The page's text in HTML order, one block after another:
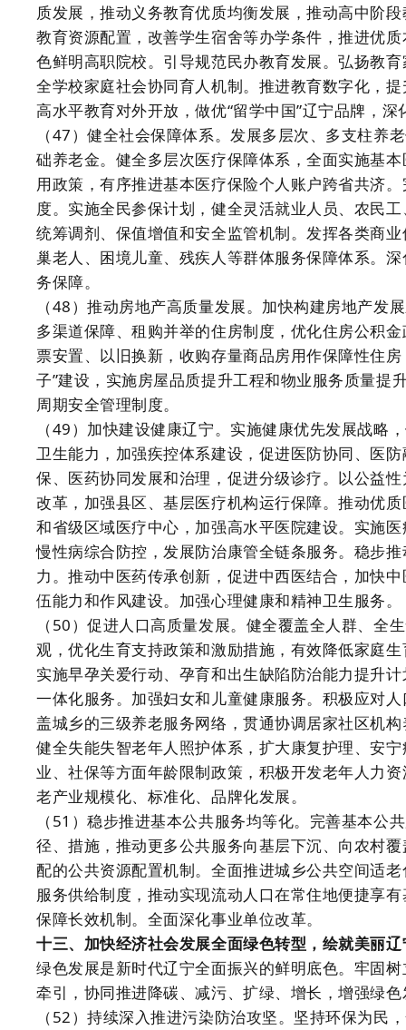
质发展，推动义务教育优质均衡发展，推动高中阶
教育资源配置，改善学生宿舍等办学条件，推进优
色鲜明高职院校。引导规范民办教育发展。弘扬教
全学校家庭社会协同育人机制。推进教育数字化，
高水平教育对外开放，做优“留学中国”辽宁品牌，
（47）健全社会保障体系。发展多层次、多支柱养
础养老金。健全多层次医疗保障体系，全面实施基
用政策，有序推进基本医疗保险个人账户跨省共济
度。实施全民参保计划，健全灵活就业人员、农民
统筹调剂、保值增值和安全监管机制。发挥各类商
巢老人、困境儿童、残疾人等群体服务保障体系。
务保障。
（48）推动房地产高质量发展。加快构建房地产发
多渠道保障、租购并举的住房制度，优化住房公积
票安置、以旧换新，收购存量商品房用作保障性住
子”建设，实施房屋品质提升工程和物业服务质量提
周期安全管理制度。
（49）加快建设健康辽宁。实施健康优先发展战略
卫生能力，加强疾控体系建设，促进医防协同、医
保、医药协同发展和治理，促进分级诊疗。以公益
改革，加强县区、基层医疗机构运行保障。推动优
和省级区域医疗中心，加强高水平医院建设。实施
慢性病综合防控，发展防治康管全链条服务。稳步
力。推动中医药传承创新，促进中西医结合，加快
伍能力和作风建设。加强心理健康和精神卫生服务。
（50）促进人口高质量发展。健全覆盖全人群、全
观，优化生育支持政策和激励措施，有效降低家庭
实施早孕关爱行动、孕育和出生缺陷防治能力提升
一体化服务。加强妇女和儿童健康服务。积极应对
盖城乡的三级养老服务网络，贯通协调居家社区机
健全失能失智老年人照护体系，扩大康复护理、安
业、社保等方面年龄限制政策，积极开发老年人力
老产业规模化、标准化、品牌化发展。
（51）稳步推进基本公共服务均等化。完善基本公
径、措施，推动更多公共服务向基层下沉、向农村
配的公共资源配置机制。全面推进城乡公共空间适
服务供给制度，推动实现流动人口在常住地便捷享
保障长效机制。全面深化事业单位改革。
十三、加快经济社会发展全面绿色转型，绘就美丽
绿色发展是新时代辽宁全面振兴的鲜明底色。牢固
牵引，协同推进降碳、减污、扩绿、增长，增强绿
（52）持续深入推进污染防治攻坚。坚持环保为民